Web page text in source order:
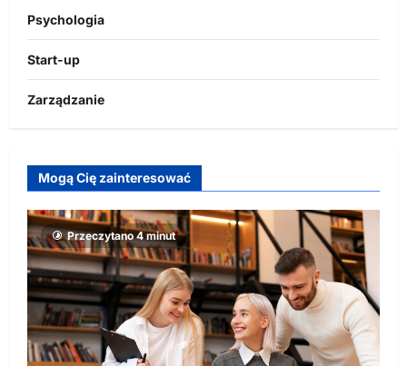
Psychologia
Start-up
Zarządzanie
Mogą Cię zainteresować
Przeczytano 4 minut